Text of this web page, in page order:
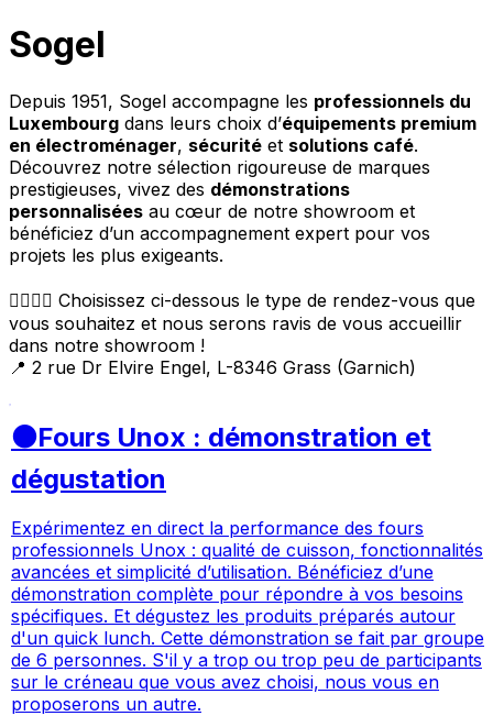
Sogel
Depuis 1951, Sogel accompagne les professionnels du
Luxembourg dans leurs choix d’équipements premium
en électroménager, sécurité et solutions café.
Découvrez notre sélection rigoureuse de marques
prestigieuses, vivez des démonstrations
personnalisées au cœur de notre showroom et
bénéficiez d’un accompagnement expert pour vos
projets les plus exigeants.
👇🏼👇🏼 Choisissez ci-dessous le type de rendez-vous que
vous souhaitez et nous serons ravis de vous accueillir
dans notre showroom !
📍 2 rue Dr Elvire Engel, L-8346 Grass (Garnich)
⚫Fours Unox : démonstration et
dégustation
Expérimentez en direct la performance des fours
professionnels Unox : qualité de cuisson, fonctionnalités
avancées et simplicité d’utilisation. Bénéficiez d’une
démonstration complète pour répondre à vos besoins
spécifiques. Et dégustez les produits préparés autour
d'un quick lunch. Cette démonstration se fait par groupe
de 6 personnes. S'il y a trop ou trop peu de participants
sur le créneau que vous avez choisi, nous vous en
proposerons un autre.